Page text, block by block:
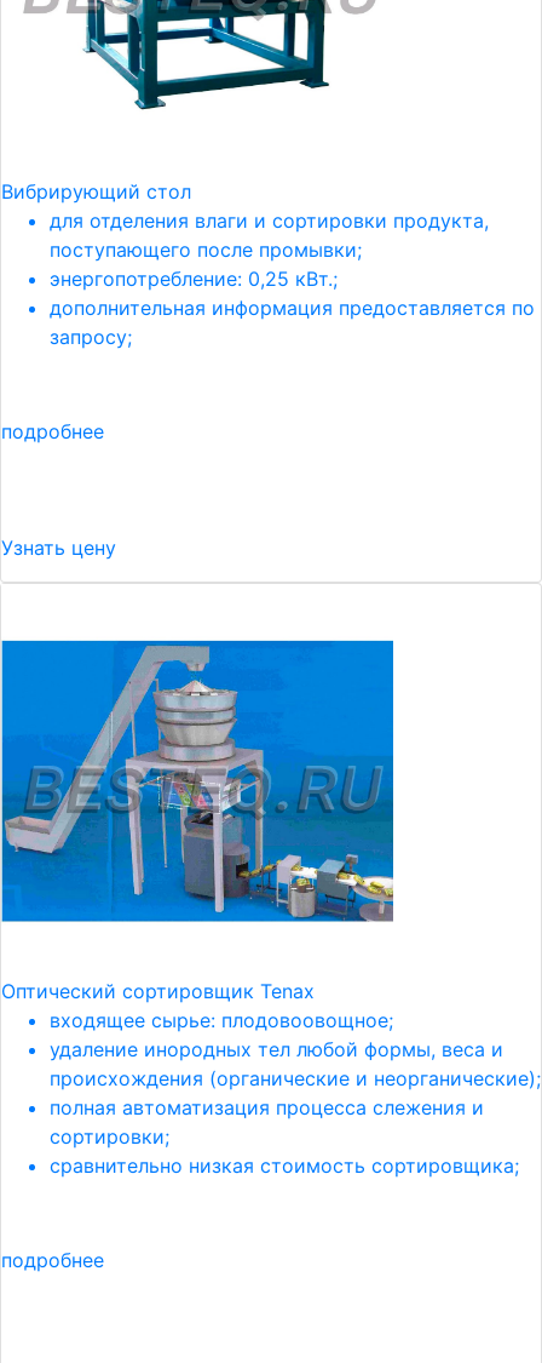
Вибрирующий стол
для отделения влаги и сортировки продукта,
поступающего после промывки;
энергопотребление: 0,25 кВт.;
дополнительная информация предоставляется по
запросу;
подробнее
Узнать цену
Оптический сортировщик Tenax
входящее сырье: плодовоовощное;
удаление инородных тел любой формы, веса и
происхождения (органические и неорганические);
полная автоматизация процесса слежения и
сортировки;
сравнительно низкая стоимость сортировщика;
подробнее